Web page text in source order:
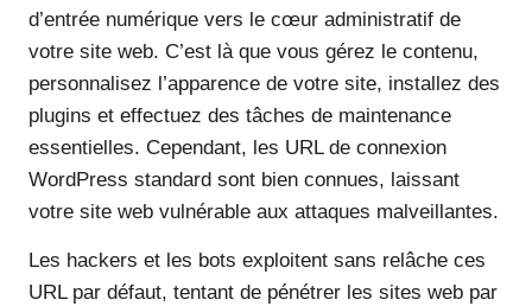
d’entrée numérique vers le cœur administratif de
votre site web. C’est là que vous gérez le contenu,
personnalisez l’apparence de votre site, installez des
plugins et effectuez des tâches de maintenance
essentielles. Cependant, les URL de connexion
WordPress standard sont bien connues, laissant
votre site web vulnérable aux attaques malveillantes.
Les hackers et les bots exploitent sans relâche ces
URL par défaut, tentant de pénétrer les sites web par